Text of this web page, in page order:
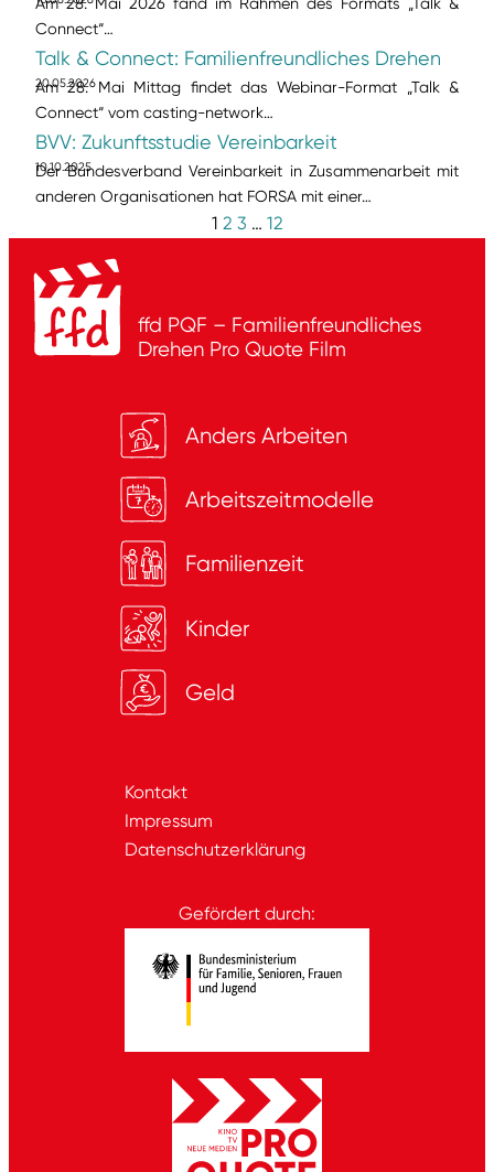
Connect“…
Talk & Connect: Familienfreundliches Drehen
20.05.2026
Am 28. Mai Mittag findet das Webinar-Format „Talk &
Connect“ vom casting-network…
BVV: Zukunftsstudie Vereinbarkeit
10.10.2025
Der Bundesverband Vereinbarkeit in Zusammenarbeit mit
anderen Organisationen hat FORSA mit einer…
1 2 3 … 12
ffd PQF – Familienfreundliches
Drehen Pro Quote Film
Anders Arbeiten
Arbeitszeitmodelle
Familienzeit
Kinder
Geld
Kontakt
Impressum
Datenschutzerklärung
Gefördert durch: